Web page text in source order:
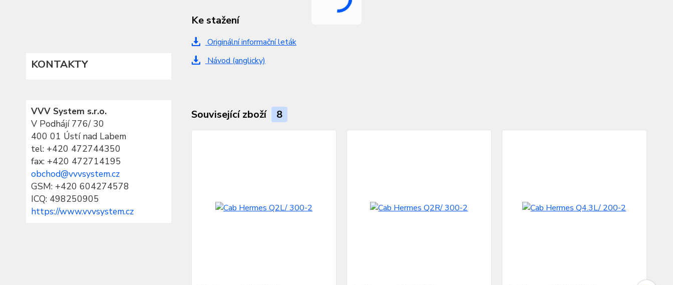
KONTAKTY
VVV System s.r.o.
V Podhájí 776/ 30
400 01 Ústí nad Labem
tel: +420 472744350
fax: +420 472714195
obchod@vvvsystem.cz
GSM: +420 604274578
ICQ: 498250905
https://www.vvvsystem.cz
Ke stažení
Originální informační leták
Návod (anglicky)
Související zboží 8